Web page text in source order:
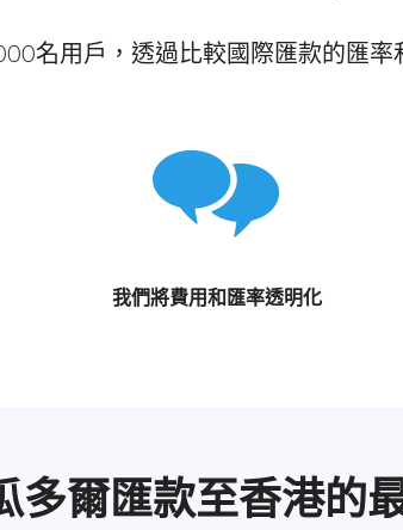
名用戶，透過比較國際匯款的匯率
我們將費用和匯率透明化
多爾匯款至香港的